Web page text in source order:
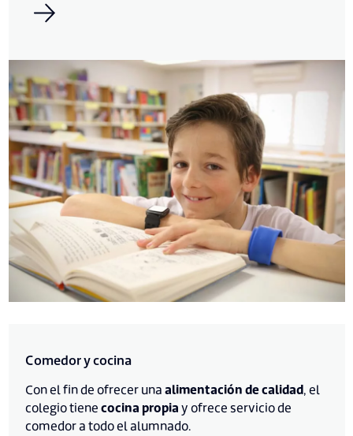
Comedor y cocina
Con el fin de ofrecer unaalimentación de calidad, el
colegio tienecocina propiay ofrece servicio de
comedor a todo el alumnado.